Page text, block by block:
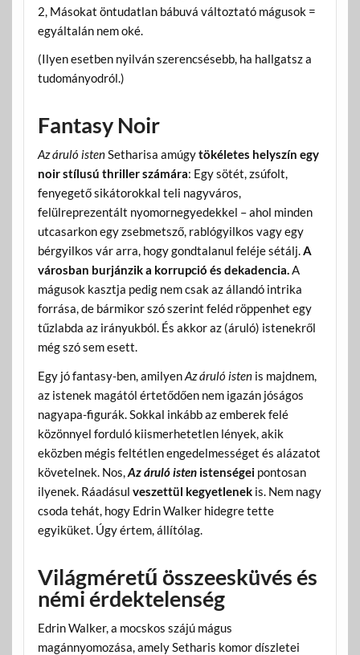
2, Másokat öntudatlan bábuvá változtató mágusok =
egyáltalán nem oké.
(Ilyen esetben nyilván szerencsésebb, ha hallgatsz a
tudományodról.)
Fantasy Noir
Az áruló istenSetharisa amúgytökéletes helyszín egy
noir stílusú thriller számára: Egy sötét, zsúfolt,
fenyegető sikátorokkal teli nagyváros,
felülreprezentált nyomornegyedekkel – ahol minden
utcasarkon egy zsebmetsző, rablógyilkos vagy egy
bérgyilkos vár arra, hogy gondtalanul feléje sétálj.A
városban burjánzik a korrupció és dekadencia.A
mágusok kasztja pedig nem csak az állandó intrika
forrása, de bármikor szó szerint feléd röppenhet egy
tűzlabda az irányukból. És akkor az (áruló) istenekről
még szó sem esett.
Egy jó fantasy-ben, amilyenAz áruló istenis majdnem,
az istenek magától értetődően nem igazán jóságos
nagyapa-figurák. Sokkal inkább az emberek felé
közönnyel forduló kiismerhetetlen lények, akik
eközben mégis feltétlen engedelmességet és alázatot
követelnek. Nos,Az áruló istenistenségeipontosan
ilyenek. Ráadásul veszettül kegyetlenekis. Nem nagy
csoda tehát, hogy Edrin Walker hidegre tette
egyiküket. Úgy értem, állítólag.
Világméretű összeesküvés és
némi érdektelenség
Edrin Walker, a mocskos szájú mágus
magánnyomozása, amely Setharis komor díszletei